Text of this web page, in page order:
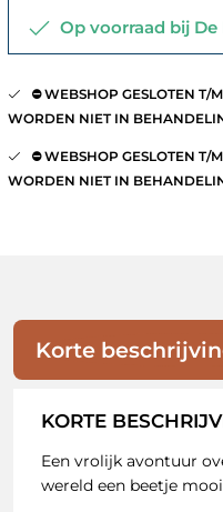
Op voorraad bij De
⛔️ WEBSHOP GESLOTEN T/
WORDEN NIET IN
⛔️ WEBSHOP GESLOTEN T/
WORDEN NIET IN
Korte
KORTE
Een vrolijk avontuur
wereld een beetje